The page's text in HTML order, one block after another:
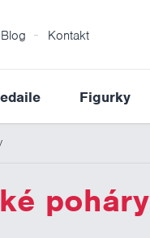
Blog Kontakt
Figurky
poháry